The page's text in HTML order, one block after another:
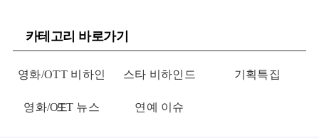
카테고리 바로가기
영화/OTT 비하인
드
스타 비하인드 기획특집
영화/OTT 뉴스 연예 이슈